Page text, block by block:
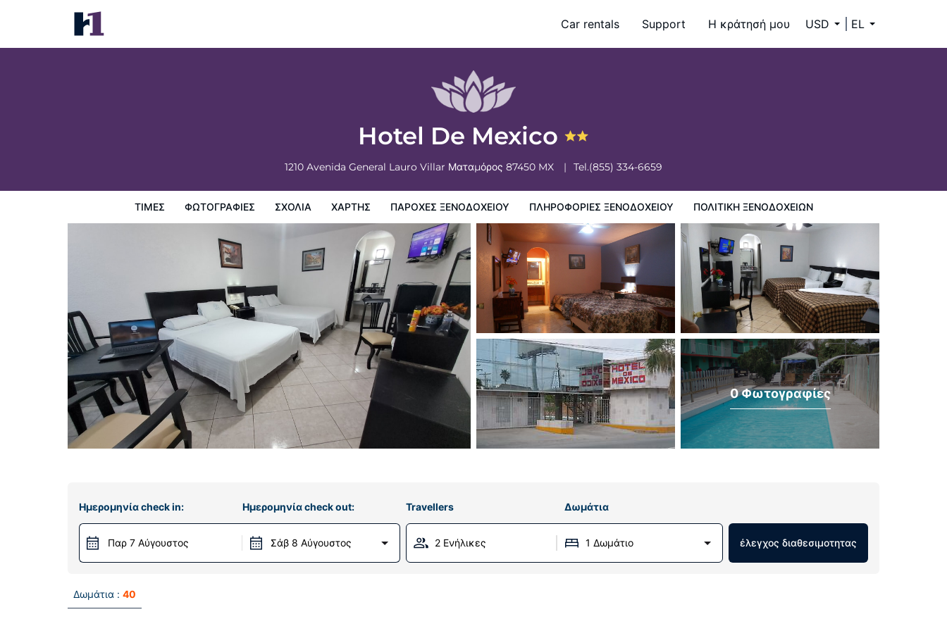
Car rentals Support Η κράτησή μου USD EL
Hotel De Mexico
1210 Avenida General Lauro Villar Ματαμόρος 87450 MX Tel.(855) 334-6659
ΤΙΜΈΣ ΦΩΤΟΓΡΑΦΊΕΣ ΣΧΌΛΙΑ ΧΆΡΤΗΣ ΠΑΡΟΧΕΣ ΞΕΝΟΔΟΧΕΙΟΥ ΠΛΗΡΟΦΟΡΊΕΣ ΞΕΝΟΔΟΧΕΊΟΥ ΠΟΛΙΤΙΚΗ ΞΕΝΟΔΟΧΕΊΩΝ
Hotel De Mexico
Τιμές Πολιτικη ξενοδοχείων
0 Φωτογραφίες
Ημερομηνία check in:
Παρ 7 Αύγουστος
Ημερομηνία check out:
Σάβ 8 Αύγουστος
Travellers Δωμάτια
2 Ενήλικες 1 Δωμάτιο έλεγχος διαθεσιμοτητας
Δωμάτια : 40